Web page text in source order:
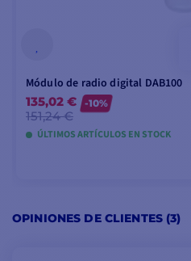
Módulo de radio digital DAB100
135,02 €
151,24 €
-10%
ÚLTIMOS ARTÍCULOS EN STOCK
OPINIONES DE CLIENTES (3)